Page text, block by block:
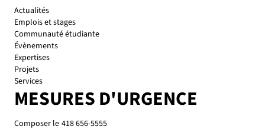
Actualités
Emplois et stages
Communauté étudiante
Évènements
Expertises
Projets
Services
MESURES D'URGENCE
Composer le 418 656-5555